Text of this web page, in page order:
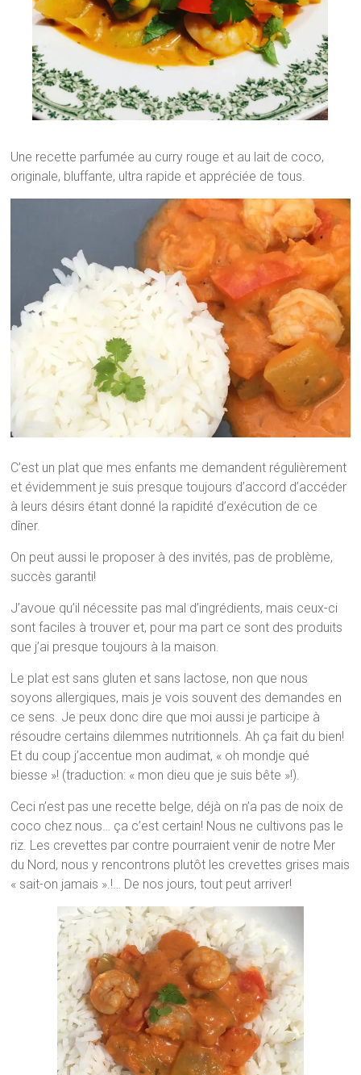
Une recette parfumée au curry rouge et au lait de coco,
originale, bluffante, ultra rapide et appréciée de tous.
C’est un plat que mes enfants me demandent régulièrement
et évidemment je suis presque toujours d’accord d’accéder
à leurs désirs étant donné la rapidité d’exécution de ce
dîner.
On peut aussi le proposer à des invités, pas de problème,
succès garanti!
J’avoue qu’il nécessite pas mal d’ingrédients, mais ceux-ci
sont faciles à trouver et, pour ma part ce sont des produits
que j’ai presque toujours à la maison.
Le plat est sans gluten et sans lactose, non que nous
soyons allergiques, mais je vois souvent des demandes en
ce sens. Je peux donc dire que moi aussi je participe à
résoudre certains dilemmes nutritionnels. Ah ça fait du bien!
Et du coup j’accentue mon audimat, « oh mondje qué
biesse »! (traduction: « mon dieu que je suis bête »!).
Ceci n’est pas une recette belge, déjà on n’a pas de noix de
coco chez nous… ça c’est certain! Nous ne cultivons pas le
riz. Les crevettes par contre pourraient venir de notre Mer
du Nord, nous y rencontrons plutôt les crevettes grises mais
« sait-on jamais ».!… De nos jours, tout peut arriver!